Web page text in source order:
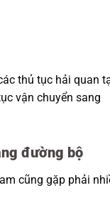
thủ tục hải quan
vận chuyển sang
đường bộ
cũng gặp phải